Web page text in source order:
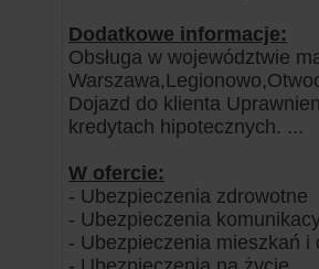
Dodatkowe informacje:
Obsługa w województwie
Dojazd do klienta
kredytach hipotecznych. ...
W ofercie:
- Ubezpieczenia zdrowotne
- Ubezpieczenia
- Ubezpieczenia mieszkań i